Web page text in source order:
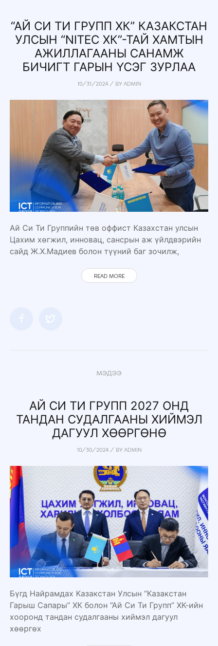
“АЙ СИ ТИ ГРУПП ХК” КАЗАКСТАН
УЛСЫН “NITEC ХК”-ТАЙ ХАМТЫН
АЖИЛЛАГААНЫ САНАМЖ
БИЧИГТ ГАРЫН ҮСЭГ ЗУРЛАА
10/31/2024/ BY ADMIN
Ай Си Ти Группийн төв оффист Казахстан улсын
Цахим хөгжил, инновац, сансрын аж үйлдвэрийн
сайд Ж.Х.Мадиев болон түүний баг зочилж,
READ MORE
МЭДЭЭ
АЙ СИ ТИ ГРУПП 2027 ОНД
ТАНДАН СУДАЛГААНЫ ХИЙМЭЛ
ДАГУУЛ ХӨӨРГӨНӨ
10/30/2024/ BY ADMIN
Бүгд Найрамдах Казакстан Улсын “Казакстан
Гарыш Сапары” ХК болон “Ай Си Ти Групп” ХК-ийн
хооронд тандан судалгааны хиймэл дагуул
хөөргөх